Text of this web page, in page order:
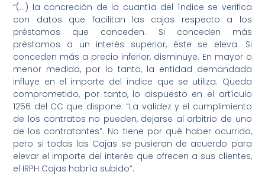
“(…) la concreción de la cuantía del índice se verifica
con datos que facilitan las cajas respecto a los
préstamos que conceden. Si conceden más
préstamos a un interés superior, éste se eleva. Si
conceden más a precio inferior, disminuye. En mayor o
menor medida, por lo tanto, la entidad demandada
influye en el importe del índice que se utiliza. Queda
comprometido, por tanto, lo dispuesto en el artículo
1256 del CC que dispone: “La validez y el cumplimiento
de los contratos no pueden, dejarse al arbitrio de uno
de los contratantes”. No tiene por qué haber ocurrido,
pero si todas las Cajas se pusieran de acuerdo para
elevar el importe del interés que ofrecen a sus clientes,
el IRPH Cajas habría subido”.